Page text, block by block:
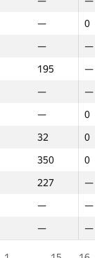
—
0
—
—
195
—
—
—
—
0
32
0
350
0
227
—
—
—
— —
—
0
—
—
195
—
—
—
—
0
32
0
350
0
227
—
—
—
— —